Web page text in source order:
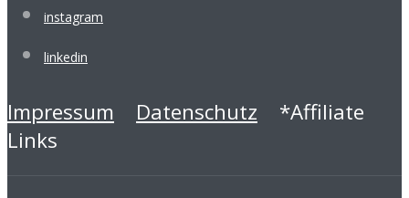
instagram
linkedin
Impressum Datenschutz *Affiliate
Links